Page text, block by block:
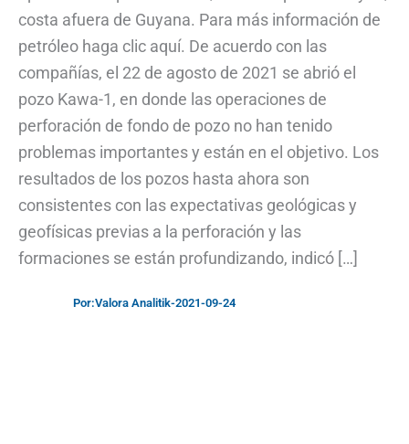
costa afuera de Guyana. Para más información de
petróleo haga clic aquí. De acuerdo con las
compañías, el 22 de agosto de 2021 se abrió el
pozo Kawa-1, en donde las operaciones de
perforación de fondo de pozo no han tenido
problemas importantes y están en el objetivo. Los
resultados de los pozos hasta ahora son
consistentes con las expectativas geológicas y
geofísicas previas a la perforación y las
formaciones se están profundizando, indicó […]
Por:Valora Analitik-2021-09-24